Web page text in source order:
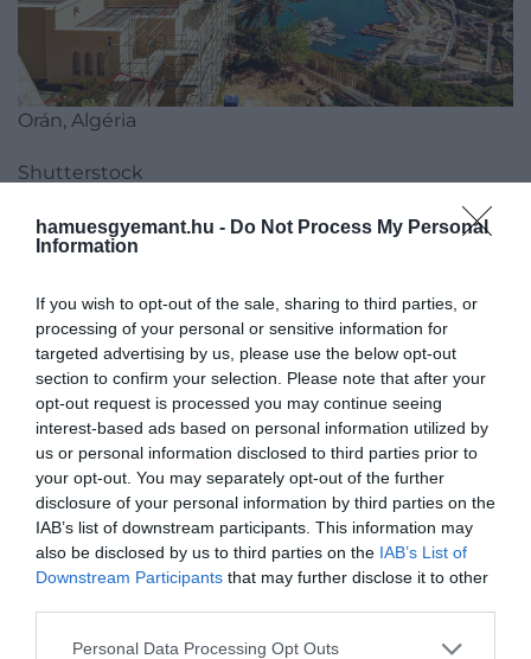
hamuesgyemant.hu - Do Not Process My Personal
Information
If you wish to opt-out of the sale, sharing to third parties, or
processing of your personal or sensitive information for
targeted advertising by us, please use the below opt-out
section to confirm your selection. Please note that after your
opt-out request is processed you may continue seeing
interest-based ads based on personal information utilized by
us or personal information disclosed to third parties prior to
your opt-out. You may separately opt-out of the further
disclosure of your personal information by third parties on the
IAB’s list of downstream participants. This information may
also be disclosed by us to third parties on the IAB’s List of
Downstream Participants that may further disclose it to other
Please note that this website/app uses one or more Google
Personal Data Processing Opt Outs
Orán, Algéria
Shutterstock
A második legolcsóbb mediterrán város az
északkelet-egyiptomi város,
fekvő településen a legolcsóbbak az élelmiszerek. A
dobogó harmadik fokára egy másik algériai város
fért fel: a főváros,Algír, amely az olcsó
taxiköltségekért kapott elismerést.
Olvasd el ezt is!
Olcsó repülőjegyek tavasszal: 4
tengerparti város, ahová 15 ezer forint alatt
eljuthatunk